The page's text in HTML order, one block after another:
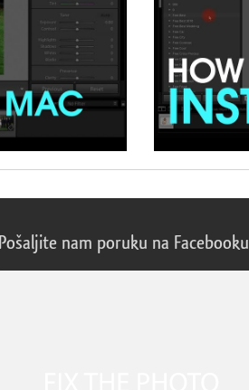
Pošaljite nam poruku na Facebooku